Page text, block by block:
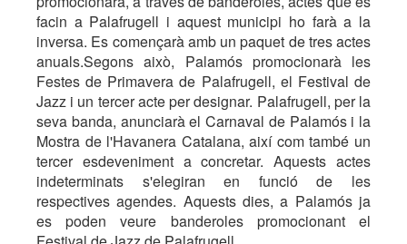
facin a Palafrugell i aquest municipi ho farà a la
inversa. Es començarà amb un paquet de tres actes
anuals.Segons això, Palamós promocionarà les
Festes de Primavera de Palafrugell, el Festival de
Jazz i un tercer acte per designar. Palafrugell, per la
seva banda, anunciarà el Carnaval de Palamós i la
Mostra de l'Havanera Catalana, així com també un
tercer esdeveniment a concretar. Aquests actes
indeterminats s'elegiran en funció de les
respectives agendes. Aquests dies, a Palamós ja
es poden veure banderoles promocionant el